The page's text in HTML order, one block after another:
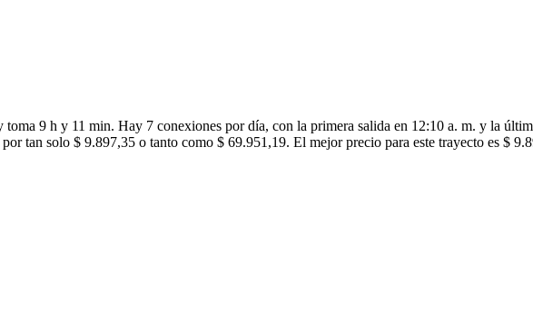
9 h y 11 min. Hay 7 conexiones por día, con la primera salida en 12:10 a. m. y la
tan solo $ 9.897,35 o tanto como $ 69.951,19. El mejor precio para este trayecto es $